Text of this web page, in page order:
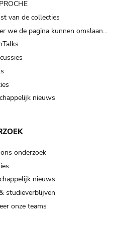
van de collecties
we de pagina kunnen omslaan…
nieuws
onderzoek
nieuws
studieverblijven
onze teams